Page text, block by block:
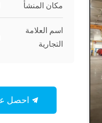
مكان المنشأ
اسم العلامة
التجارية